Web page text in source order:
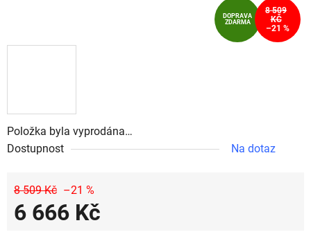
Položka byla vyprodána…
Dostupnost
Na dotaz
8 509 Kč –21 %
6 666 Kč
DOPRAVA
ZDARMA
8 509
KČ
–21 %